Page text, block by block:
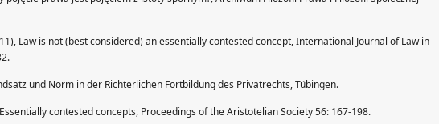
Law is not (best considered) an essentially contested concept, International Journal of Law in
und Norm in der Richterlichen Fortbildung des Privatrechts, Tübingen.
contested concepts, Proceedings of the Aristotelian Society 56: 167-198.